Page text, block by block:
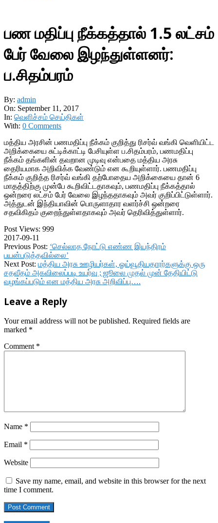
பண மதிப்பு நீக்கத்தால் 1.5 லட்சம்
பேர் வேலை இழந்துள்ளனர்:
ப.சிதம்பரம்
By: admin
On: September 11, 2017
In: வெளிச்சம் செய்திகள்
With: 0 Comments
மத்திய அரசின் பணமதிப்பு நீக்கம் குறித்து ரிசர்வ் வங்கி வெளியிட்ட
அறிக்கையை சுட்டிக்காட்டி பேசியுள்ள ப.சிதம்பரம், பணமதிப்பு
நீக்கம் தங்களின் தவறான முடிவு என்பதை மத்திய அரசு
தைரியமாக அறிவிக்க வேண்டும் என கூறியுள்ளார். பணமதிப்பு
நீக்கம் குறித்த ரிசர்வ் வங்கி தற்போதைய அறிக்கையை தான் 6
மாதத்திற்கு முன்பே கூறிவிட்டதாகவும், பணமதிப்பு நீக்கத்தால்
ஒன்றரை லட்சம் பேர் வேலை இழந்ததாகவும் அவர் குறிப்பிட்டுள்ளார்.
அத்துடன் இந்தியாவின் பொருளாதார வளர்ச்சி ஒன்றரை
சதவிகிதம் குறைந்துள்ளதாகவும் அவர் தெரிவித்துள்ளார்.
Post Views: 999
2017-09-11
Previous Post: ‘செல்லாத நோட்டு எண்ண இயந்திரம்
பயன்படுத்தவில்லை’
Next Post: மத்திய அரசு ஊழியர்கள், ஓய்வூதியதாரர்களுக்கு ஒரு
சதவீதம் அகவிலைப்படி உயர்வு ; ஜூலை முதல் முன் தேதியிட்டு
வழங்கப்படும் என மத்திய அரசு அறிவிப்பு….
Leave a Reply
Your email address will not be published. Required fields are
marked *
Comment *
Name *
Email *
Website
Save my name, email, and website in this browser for the next
time I comment.